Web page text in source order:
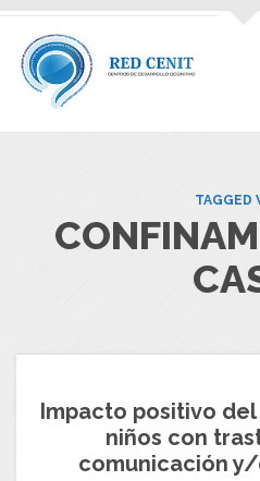
TAGGED
Impacto positivo
niños con
comunicación